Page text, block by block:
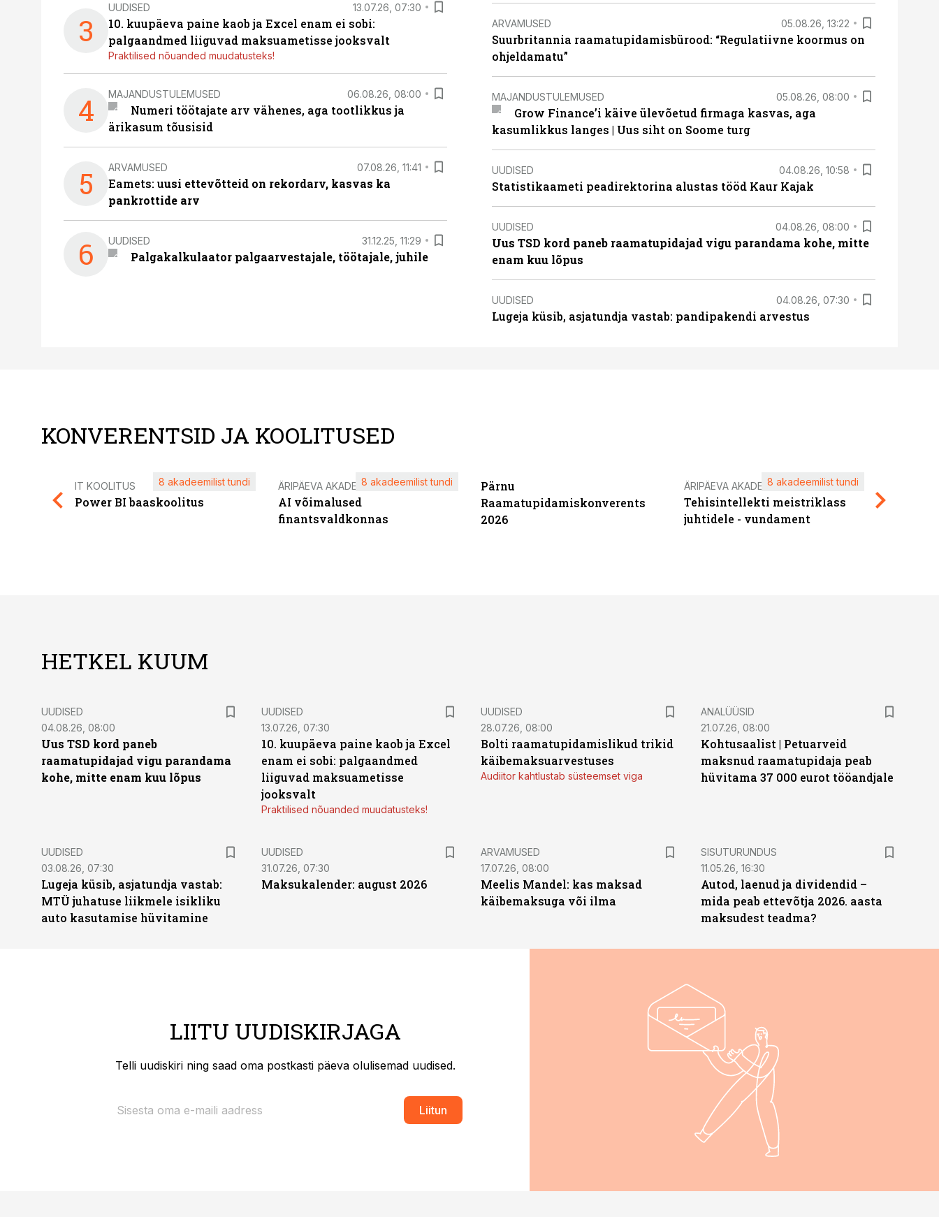
3
UUDISED 13.07.26, 07:30
10. kuupäeva paine kaob ja Excel enam ei sobi:
palgaandmed liiguvad maksuametisse jooksvalt
Praktilised nõuanded muudatusteks!
4 MAJANDUSTULEMUSED 06.08.26, 08:00
Numeri töötajate arv vähenes, aga tootlikkus ja
ärikasum tõusisid
5 ARVAMUSED 07.08.26, 11:41
Eamets: uusi ettevõtteid on rekordarv, kasvas ka
pankrottide arv
6 UUDISED 31.12.25, 11:29
Palgakalkulaator palgaarvestajale, töötajale, juhile
ARVAMUSED 05.08.26, 13:22
Suurbritannia raamatupidamisbürood: “Regulatiivne koormus on
ohjeldamatu”
MAJANDUSTULEMUSED 05.08.26, 08:00
Grow Finance’i käive ülevõetud firmaga kasvas, aga
kasumlikkus langes | Uus siht on Soome turg
UUDISED 04.08.26, 10:58
Statistikaameti peadirektorina alustas tööd Kaur Kajak
UUDISED 04.08.26, 08:00
Uus TSD kord paneb raamatupidajad vigu parandama kohe, mitte
enam kuu lõpus
UUDISED 04.08.26, 07:30
Lugeja küsib, asjatundja vastab: pandipakendi arvestus
KONVERENTSID JA KOOLITUSED
IT KOOLITUS
Power BI baaskoolitus
8 akadeemilist tundi ÄRIPÄEVA AKADEEMIA
AI võimalused
finantsvaldkonnas
8 akadeemilist tundi
Pärnu
Raamatupidamiskonverents
2026
ÄRIPÄEVA AKADEEMIA
Tehisintellekti meistriklass
juhtidele - vundament
8 akadeemilist tundi
HETKEL KUUM
UUDISED
04.08.26, 08:00
Uus TSD kord paneb
raamatupidajad vigu parandama
kohe, mitte enam kuu lõpus
UUDISED
13.07.26, 07:30
10. kuupäeva paine kaob ja Excel
enam ei sobi: palgaandmed
liiguvad maksuametisse
jooksvalt
Praktilised nõuanded muudatusteks!
UUDISED
28.07.26, 08:00
Bolti raamatupidamislikud trikid
käibemaksuarvestuses
Audiitor kahtlustab süsteemset viga
ANALÜÜSID
21.07.26, 08:00
Kohtusaalist | Petuarveid
maksnud raamatupidaja peab
hüvitama 37 000 eurot tööandjale
UUDISED
03.08.26, 07:30
Lugeja küsib, asjatundja vastab:
MTÜ juhatuse liikmele isikliku
auto kasutamise hüvitamine
UUDISED
31.07.26, 07:30
Maksukalender: august 2026
ARVAMUSED
17.07.26, 08:00
Meelis Mandel: kas maksad
käibemaksuga või ilma
ST
SISUTURUNDUS
11.05.26, 16:30
Autod, laenud ja dividendid –
mida peab ettevõtja 2026. aasta
maksudest teadma?
LIITU UUDISKIRJAGA
Telli uudiskiri ning saad oma postkasti päeva olulisemad uudised.
Liitun